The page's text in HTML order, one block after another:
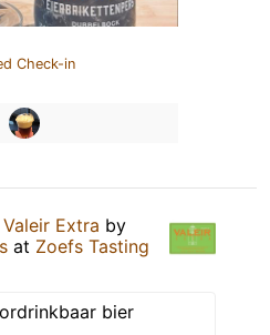
Check-in
Valeir Extra by
at Zoefs Tasting
bier